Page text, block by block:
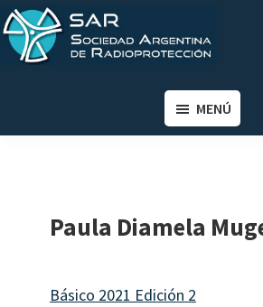
Saltar
al
contenido
Saltar
al
de
MENÚ
Paula Diamela
Básico 2021 Edición 2